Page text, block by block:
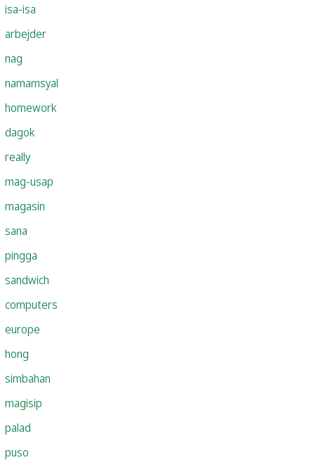
isa-isa
arbejder
nag
namamsyal
homework
dagok
really
mag-usap
magasin
sana
pingga
sandwich
computers
europe
hong
simbahan
magisip
palad
puso